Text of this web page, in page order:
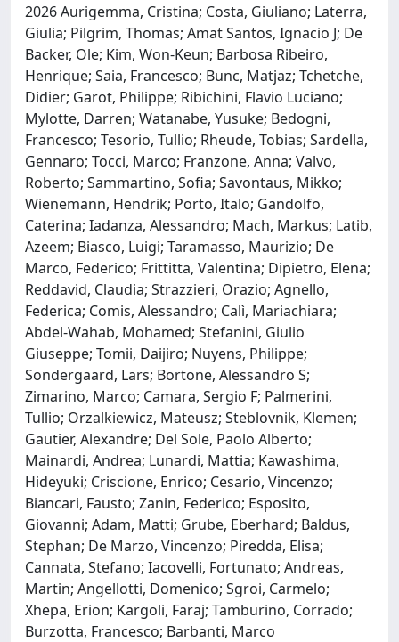
2026 Aurigemma, Cristina; Costa, Giuliano; Laterra,
Giulia; Pilgrim, Thomas; Amat Santos, Ignacio J; De
Backer, Ole; Kim, Won-Keun; Barbosa Ribeiro,
Henrique; Saia, Francesco; Bunc, Matjaz; Tchetche,
Didier; Garot, Philippe; Ribichini, Flavio Luciano;
Mylotte, Darren; Watanabe, Yusuke; Bedogni,
Francesco; Tesorio, Tullio; Rheude, Tobias; Sardella,
Gennaro; Tocci, Marco; Franzone, Anna; Valvo,
Roberto; Sammartino, Sofia; Savontaus, Mikko;
Wienemann, Hendrik; Porto, Italo; Gandolfo,
Caterina; Iadanza, Alessandro; Mach, Markus; Latib,
Azeem; Biasco, Luigi; Taramasso, Maurizio; De
Marco, Federico; Frittitta, Valentina; Dipietro, Elena;
Reddavid, Claudia; Strazzieri, Orazio; Agnello,
Federica; Comis, Alessandro; Calì, Mariachiara;
Abdel-Wahab, Mohamed; Stefanini, Giulio
Giuseppe; Tomii, Daijiro; Nuyens, Philippe;
Sondergaard, Lars; Bortone, Alessandro S;
Zimarino, Marco; Camara, Sergio F; Palmerini,
Tullio; Orzalkiewicz, Mateusz; Steblovnik, Klemen;
Gautier, Alexandre; Del Sole, Paolo Alberto;
Mainardi, Andrea; Lunardi, Mattia; Kawashima,
Hideyuki; Criscione, Enrico; Cesario, Vincenzo;
Biancari, Fausto; Zanin, Federico; Esposito,
Giovanni; Adam, Matti; Grube, Eberhard; Baldus,
Stephan; De Marzo, Vincenzo; Piredda, Elisa;
Cannata, Stefano; Iacovelli, Fortunato; Andreas,
Martin; Angellotti, Domenico; Sgroi, Carmelo;
Xhepa, Erion; Kargoli, Faraj; Tamburino, Corrado;
Burzotta, Francesco; Barbanti, Marco